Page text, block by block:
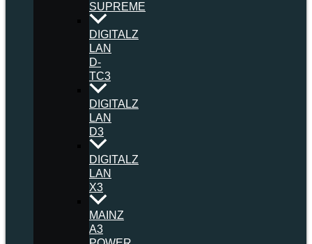
SUPREME
DIGITALZ
LAN
D-
TC3
DIGITALZ
LAN
D3
DIGITALZ
LAN
X3
MAINZ
A3